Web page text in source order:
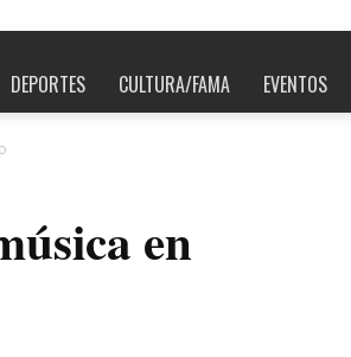
DEPORTES CULTURA/FAMA EVENTOS
en